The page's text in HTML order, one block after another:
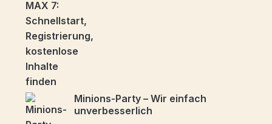
Minions-Party – Wir einfach
unverbesserlich